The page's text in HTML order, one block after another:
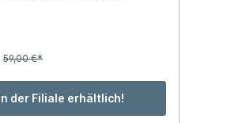
59,00 €*
der Filiale erhältlich!